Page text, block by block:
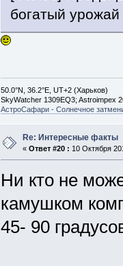
богатый урожай
50.0°N, 36.2°E, UT+2 (Харьков)
SkyWatcher 1309EQ3; Astroimpex
АстроСафари - Солнечное
Re: Интересные факты
« Ответ #20 : 10 Октября
Ни кто не
камушком
45- 90